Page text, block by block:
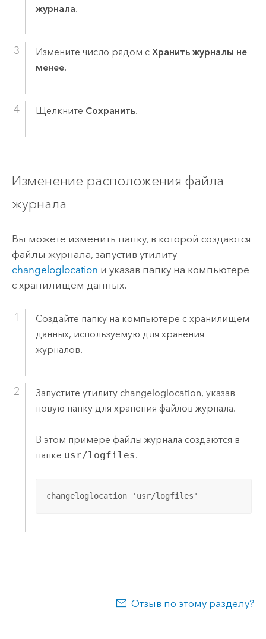
журнала.
Измените число рядом с Хранить журналы не
менее.
Щелкните Сохранить.
Изменение расположения файла
журнала
Вы можете изменить папку, в которой создаются
файлы журнала, запустив утилиту
changeloglocation и указав папку на компьютере
с хранилищем данных.
Создайте папку на компьютере с хранилищем
данных, используемую для хранения
журналов.
Запустите утилиту changeloglocation, указав
новую папку для хранения файлов журнала.
В этом примере файлы журнала создаются в
папке usr/logfiles.
changeloglocation 'usr/logfiles'
Отзыв по этому разделу?